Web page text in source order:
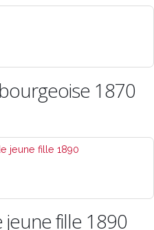
1870
fille 1890